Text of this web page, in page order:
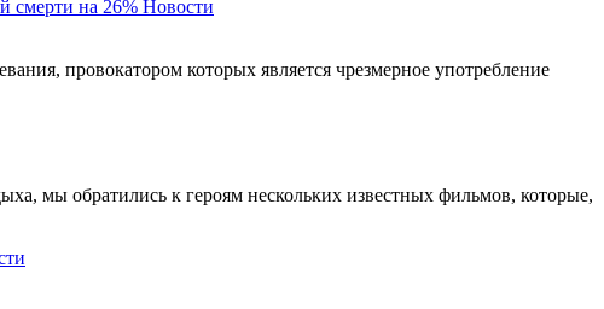
смерти на 26% Новости
провокатором которых является чрезмерное употребление
мы обратились к героям нескольких известных фильмов, которые,